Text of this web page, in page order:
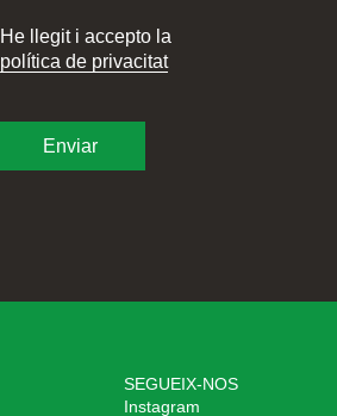
He llegit i accepto la
política de privacitat
SEGUEIX-NOS
Instagram